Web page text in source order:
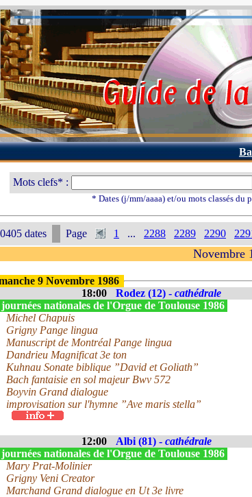
Mots clefs* :
* Dates (j/mm/aaaa) et/ou mots classés
dates Page 1 ... 2288 2289 2290
Novembre
9 Novembre 1986
18:00
Rodez (12) - cathédrale
nationales de l'Orgue de Toulouse 1986
Michel Chapuis
Grigny Pange lingua
Manuscript de Montréal Pange lingua
Dandrieu Magnificat 3e ton
Kuhnau Sonate biblique ”David et Goliath”
Bach fantaisie en sol majeur Bwv 572
Boyvin Grand dialogue
improvisation sur l'hymne ”Ave maris stella”
12:00 Albi (81) - cathédrale
nationales de l'Orgue de Toulouse 1986
Mary Prat-Molinier
Grigny Veni Creator
Marchand Grand dialogue en Ut 3e livre